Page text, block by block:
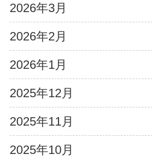
2026年3月
2026年2月
2026年1月
2025年12月
2025年11月
2025年10月